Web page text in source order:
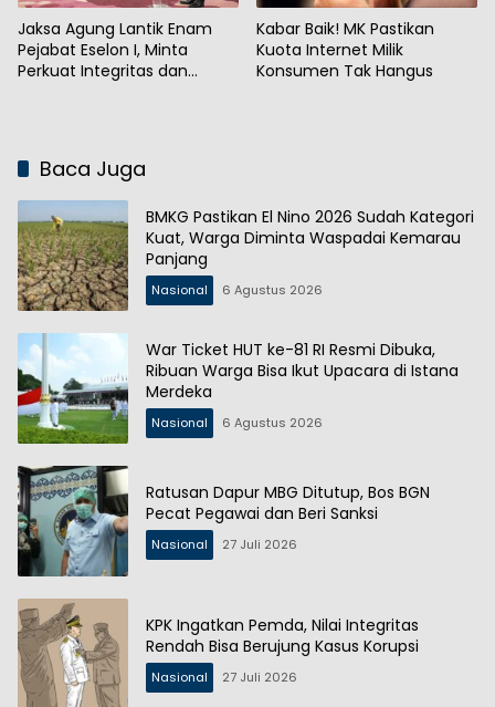
Jaksa Agung Lantik Enam
Pejabat Eselon I, Minta
Perkuat Integritas dan
Kabar Baik! MK Pastikan
Kuota Internet Milik
Konsumen Tak Hangus
Baca Juga
BMKG Pastikan El Nino 2026 Sudah Kategori
Kuat, Warga Diminta Waspadai Kemarau
Panjang
Nasional 6 Agustus 2026
War Ticket HUT ke-81 RI Resmi Dibuka,
Ribuan Warga Bisa Ikut Upacara di Istana
Merdeka
Nasional 6 Agustus 2026
Ratusan Dapur MBG Ditutup, Bos BGN
Pecat Pegawai dan Beri Sanksi
Nasional 27 Juli 2026
KPK Ingatkan Pemda, Nilai Integritas
Rendah Bisa Berujung Kasus Korupsi
Nasional 27 Juli 2026